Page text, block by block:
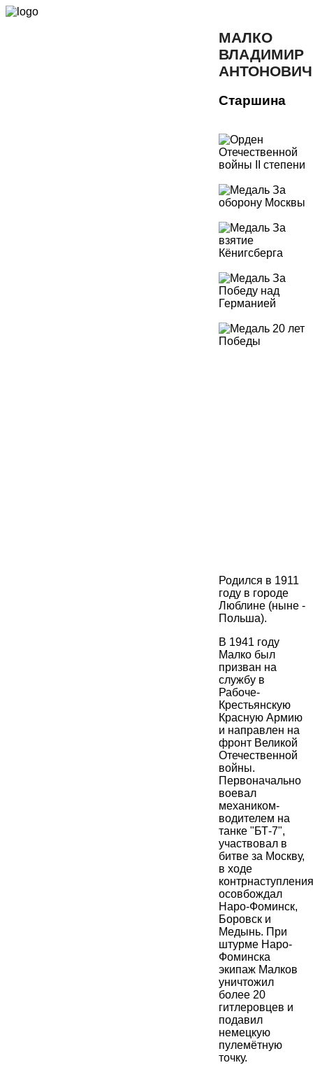
МАЛКО
ВЛАДИМИР
АНТОНОВИЧ
Старшина
Родился в 1911
году в городе
Люблине (ныне -
Польша).
В 1941 году
Малко был
призван на
службу в
Рабоче-
Крестьянскую
Красную Армию
и направлен на
фронт Великой
Отечественной
войны.
Первоначально
воевал
механиком-
водителем на
танке "БТ-7",
участвовал в
битве за Москву,
в ходе
контрнаступления
осовбождал
Наро-Фоминск,
Боровск и
Медынь. При
штурме Наро-
Фоминска
экипаж Малков
уничтожил
более 20
гитлеровцев и
подавил
немецкую
пулемётную
точку.